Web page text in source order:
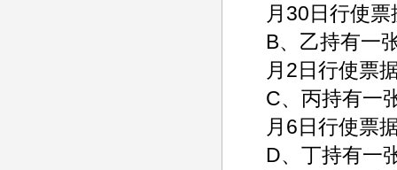
月30日行使
B、乙持有一
月2日行使票
C、丙持有一
月6日行使票
D、丁持有一